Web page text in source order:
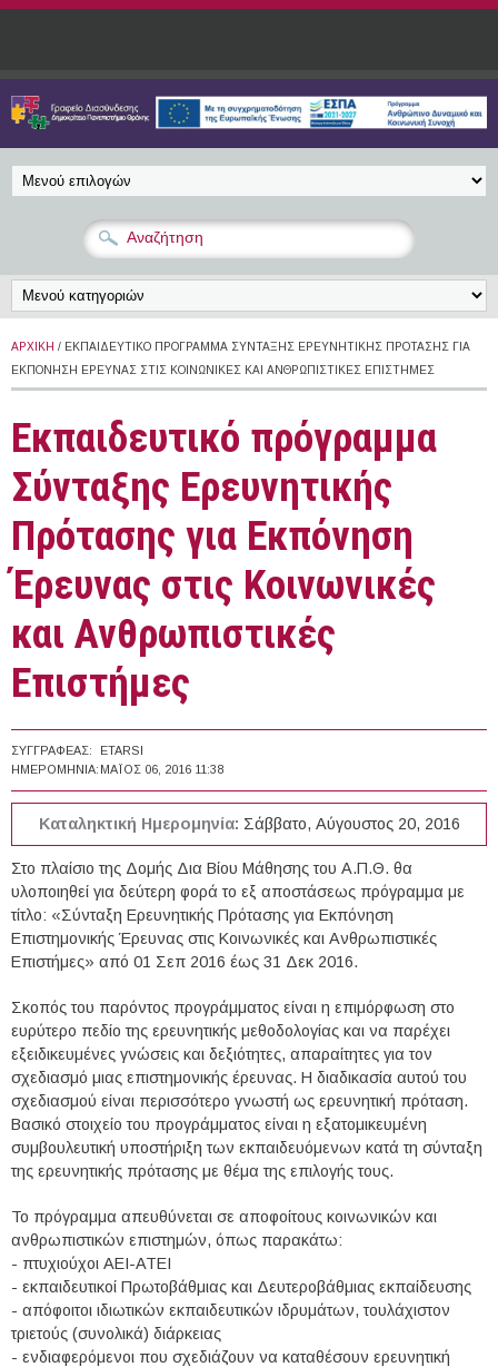
Παράκαμψη προς το κυρίως περιεχόμενο
ΑΡΧΙΚΉ / ΕΚΠΑΙΔΕΥΤΙΚΌ ΠΡΌΓΡΑΜΜΑ ΣΎΝΤΑΞΗΣ ΕΡΕΥΝΗΤΙΚΉΣ ΠΡΌΤΑΣΗΣ ΓΙΑ
ΕΚΠΌΝΗΣΗ ΈΡΕΥΝΑΣ ΣΤΙΣ ΚΟΙΝΩΝΙΚΈΣ ΚΑΙ ΑΝΘΡΩΠΙΣΤΙΚΈΣ ΕΠΙΣΤΉΜΕΣ
Εκπαιδευτικό πρόγραμμα
Σύνταξης Ερευνητικής
Πρότασης για Εκπόνηση
Έρευνας στις Κοινωνικές
και Ανθρωπιστικές
Επιστήμες
ΣΥΓΓΡΑΦΈΑΣ:
ETARSI
ΗΜΕΡΟΜΗΝΊΑ: ΜΆΙΟΣ 06, 2016 11:38
Καταληκτική Ημερομηνία: Σάββατο, Αύγουστος 20, 2016
Στο πλαίσιο της Δομής Δια Βίου Μάθησης του Α.Π.Θ. θα
υλοποιηθεί για δεύτερη φορά το εξ αποστάσεως πρόγραμμα με
τίτλο: «Σύνταξη Ερευνητικής Πρότασης για Εκπόνηση
Επιστημονικής Έρευνας στις Κοινωνικές και Ανθρωπιστικές
Επιστήμες» από 01 Σεπ 2016 έως 31 Δεκ 2016.
Σκοπός του παρόντος προγράμματος είναι η επιμόρφωση στο
ευρύτερο πεδίο της ερευνητικής μεθοδολογίας και να παρέχει
εξειδικευμένες γνώσεις και δεξιότητες, απαραίτητες για τον
σχεδιασμό μιας επιστημονικής έρευνας. Η διαδικασία αυτού του
σχεδιασμού είναι περισσότερο γνωστή ως ερευνητική πρόταση.
Βασικό στοιχείο του προγράμματος είναι η εξατομικευμένη
συμβουλευτική υποστήριξη των εκπαιδευόμενων κατά τη σύνταξη
της ερευνητικής πρότασης με θέμα της επιλογής τους.
Το πρόγραμμα απευθύνεται σε αποφοίτους κοινωνικών και
ανθρωπιστικών επιστημών, όπως παρακάτω:
- πτυχιούχοι ΑΕΙ-ΑΤΕΙ
- εκπαιδευτικοί Πρωτοβάθμιας και Δευτεροβάθμιας εκπαίδευσης
- απόφοιτοι ιδιωτικών εκπαιδευτικών ιδρυμάτων, τουλάχιστον
τριετούς (συνολικά) διάρκειας
- ενδιαφερόμενοι που σχεδιάζουν να καταθέσουν ερευνητική